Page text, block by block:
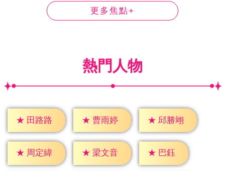
更多焦點+
熱門人物
★ 田路路 ★ 曹雨婷 ★ 邱勝翊
★ 周定緯 ★ 梁文音 ★ 巴鈺